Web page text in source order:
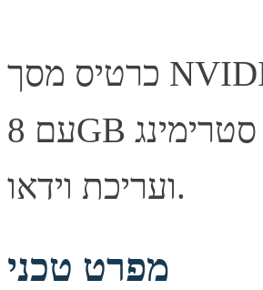
כרטיס מסך NVIDIA GeForce RTX 5060 Ti מבית Gigabyte
עם 8GB זיכרון. ביצועים גבוהים למשחקים עדכניים, סטרימינג
ועריכת וידאו.
מפרט טכני